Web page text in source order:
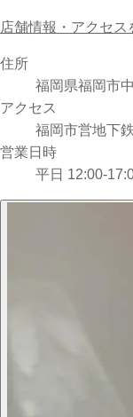
店舗情報・アクセ
住所
福岡県福岡市
アクセス
福岡市営地下
営業日時
平日 12:00-